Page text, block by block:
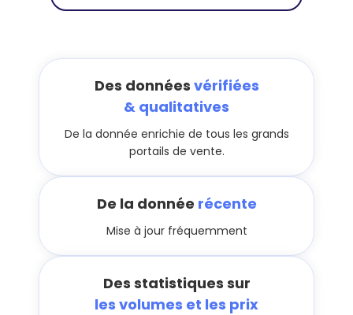
Des données vérifiées
& qualitatives
De la donnée enrichie de tous les grands
portails de vente.
De la donnée récente
Mise à jour fréquemment
Des statistiques sur
les volumes et les prix